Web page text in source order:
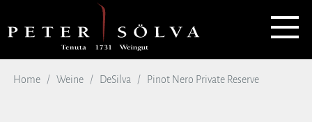
Home Weine DeSilva Pinot Nero Private Reserve